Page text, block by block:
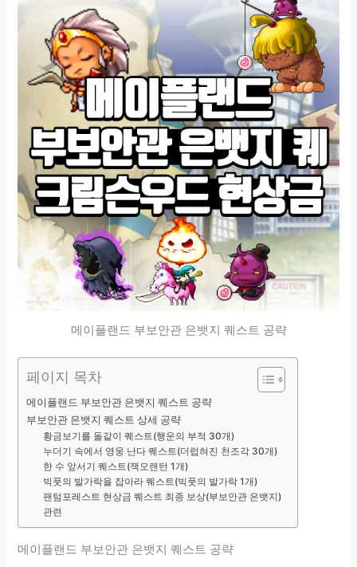
메이플랜드 부보안관 은뱃지 퀘스트 공략
페이지 목차
메이플랜드 부보안관 은뱃지 퀘스트 공략
부보안관 은뱃지 퀘스트 상세 공략
황금보기를 돌같이 퀘스트(행운의 부적 30개)
누더기 속에서 영웅 난다 퀘스트(더럽혀진 천조각 30개)
한 수 앞서기 퀘스트(잭오랜턴 1개)
빅풋의 발가락을 잡아라 퀘스트(빅풋의 발가락 1개)
팬텀포레스트 현상금 퀘스트 최종 보상(부보안관 은뱃지)
관련
메이플랜드 부보안관 은뱃지 퀘스트 공략